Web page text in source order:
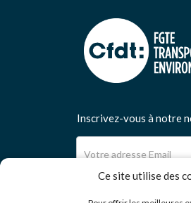
Ce site utilise des
Inscrivez-vous à notre